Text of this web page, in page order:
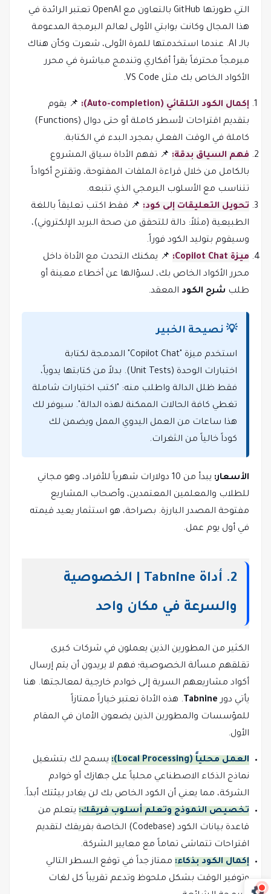
التي طورتها GitHub بالتعاون مع OpenAI تعتبر الرائدة في
هذا المجال وكانت بوابتي الأولى لعالم البرمجة المدعومة
بالـ AI. عندما استخدمتها للمرة الأولى، شعرت وكأن هناك
مبرمجاً محترفاً يقرأ أفكاري وتندمج مباشرة في محرر
الأكواد الخاص بك مثل VS Code.
إكمال الكود التلقائي (Auto-completion):
📌 يقوم
بتقديم اقتراحات لأسطر كاملة أو حتى دوال (Functions)
كاملة في الوقت الفعلي بمجرد البدء في الكتابة.
فهم السياق بدقة: 📌 تفهم الأداة سياق المشروع
بالكامل من خلال قراءة الملفات المفتوحة، وتقترح أكواداً
تتناسب مع الأسلوب البرمجي الذي تتبعه.
تحويل التعليقات إلى كود: 📌 فقط اكتب تعليقاً باللغة
الطبيعية (مثلاً: دالة للتحقق من صحة البريد الإلكتروني)،
وسيقوم بتوليد الكود فوراً.
ميزة Copilot Chat:
📌 يمكنك التحدث مع الأداة داخل
محرر الأكواد الخاص بك، لسؤالها عن أخطاء معينة أو
طلب شرح الكود المعقد.
💡 نصيحة الخبير
استخدم ميزة "Copilot Chat" المدمجة لكتابة
اختبارات الوحدة (Unit Tests). بدلاً من كتابتها يدوياً،
فقط ظلل الدالة واطلب منه: "اكتب اختبارات شاملة
تغطي كافة الحالات الممكنة لهذه الدالة". سيوفر لك
هذا ساعات من العمل اليدوي الممل ويضمن لك
كوداً خالياً من الثغرات.
الأسعار:
يبدأ من 10 دولارات شهرياً للأفراد، وهو مجاني
للطلاب والمعلمين المعتمدين، وأصحاب المشاريع
مفتوحة المصدر البارزة. بصراحة، هو استثمار يعيد قيمته
في أول يوم عمل.
2. أداة Tabnine | الخصوصية
والسرعة في مكان واحد
الكثير من المطورين الذين يعملون في شركات كبرى
تقلقهم مسألة الخصوصية؛ فهم لا يريدون أن يتم إرسال
أكواد مشاريعهم السرية إلى خوادم خارجية لمعالجتها. هنا
يأتي دور Tabnine . هذه الأداة تعتبر خياراً ممتازاً
للمؤسسات والمطورين الذين يضعون الأمان في المقام
الأول.
العمل محلياً (Local Processing):
يسمح لك بتشغيل
نماذج الذكاء الاصطناعي محلياً على جهازك أو خوادم
الشركة، مما يعني أن الكود الخاص بك لن يغادر بيئتك أبداً.
تخصيص النموذج وتعلم أسلوب فريقك: يتعلم من
قاعدة بيانات الكود (Codebase) الخاصة بفريقك لتقديم
اقتراحات تتماشى تماماً مع معايير الشركة.
إكمال الكود بذكاء: ممتاز جداً في توقع السطر التالي
وتوفير الوقت بشكل ملحوظ وتدعم تقريباً كل لغات